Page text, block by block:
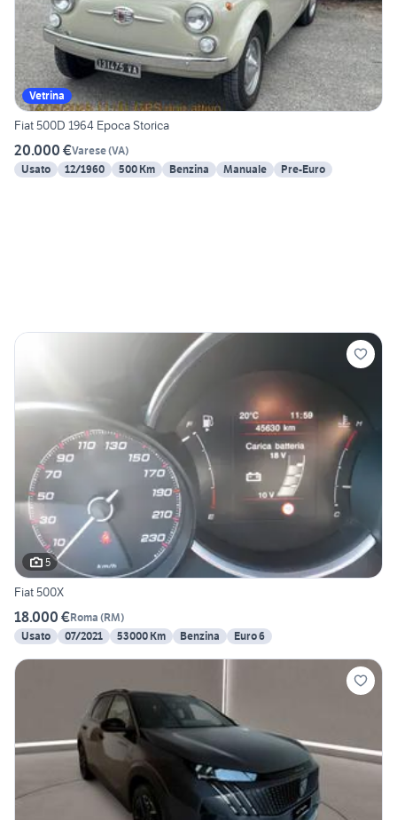
Vetrina
Fiat 500D 1964 Epoca Storica
20.000 €Varese(VA)
Usato
12/1960 500 Km Benzina Manuale Pre-Euro
5
Fiat 500X
18.000 €Roma (RM)
Usato
07/2021 53000 Km Benzina Euro 6